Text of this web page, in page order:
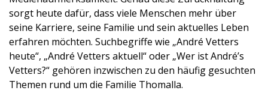
sorgt heute dafür, dass viele Menschen mehr über
seine Karriere, seine Familie und sein aktuelles Leben
erfahren möchten. Suchbegriffe wie „André Vetters
heute“, „André Vetters aktuell“ oder „Wer ist André’s
Vetters?“ gehören inzwischen zu den häufig gesuchten
Themen rund um die Familie Thomalla.